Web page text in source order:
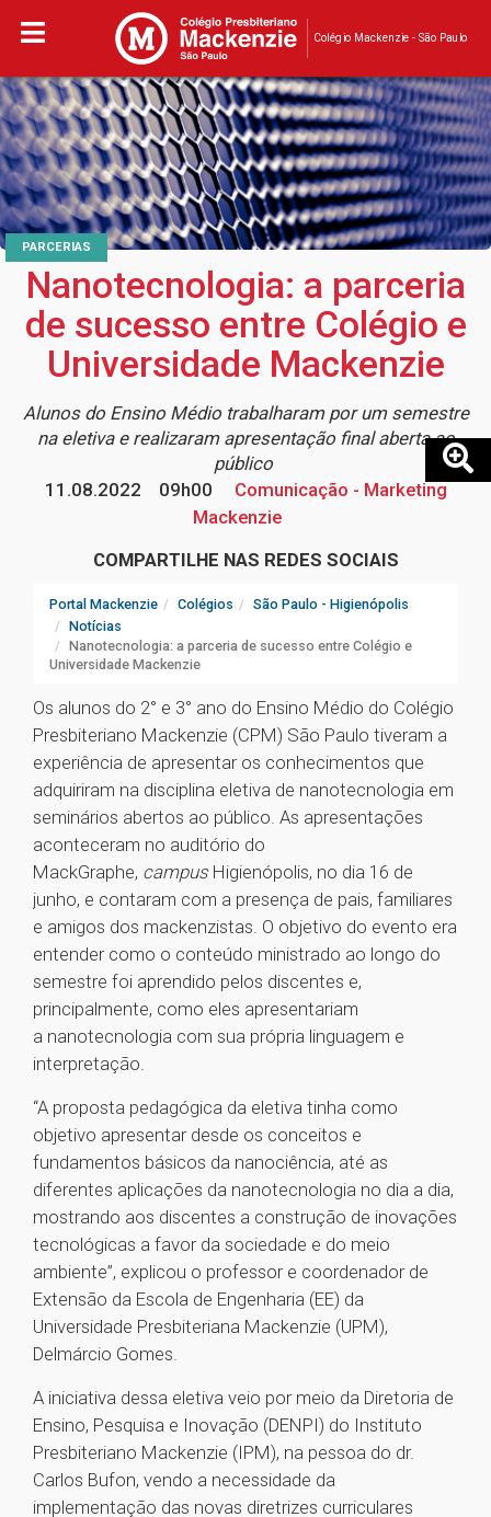
Colégio Mackenzie - São Paulo
PARCERIAS
Nanotecnologia: a parceria
de sucesso entre Colégio e
Universidade Mackenzie
Alunos do Ensino Médio trabalharam por um semestre
na eletiva e realizaram apresentação final aberta ao
público
11.08.2022
09h00
Comunicação - Marketing
Mackenzie
COMPARTILHE NAS REDES SOCIAIS
Portal Mackenzie Colégios
São Paulo - Higienópolis
Notícias
Nanotecnologia: a parceria de sucesso entre Colégio e
Universidade Mackenzie
Os alunos do 2° e 3° ano do Ensino Médio do Colégio
Presbiteriano Mackenzie (CPM) São Paulo tiveram a
experiência de apresentar os conhecimentos que
adquiriram na disciplina eletiva de nanotecnologia em
seminários abertos ao público. As apresentações
aconteceram no auditório do
MackGraphe, campus Higienópolis, no dia 16 de
junho, e contaram com a presença de pais, familiares
e amigos dos mackenzistas. O objetivo do evento era
entender como o conteúdo ministrado ao longo do
semestre foi aprendido pelos discentes e,
principalmente, como eles apresentariam
a nanotecnologia com sua própria linguagem e
interpretação.
“A proposta pedagógica da eletiva tinha como
objetivo apresentar desde os conceitos e
fundamentos básicos da nanociência, até as
diferentes aplicações da nanotecnologia no dia a dia,
mostrando aos discentes a construção de inovações
tecnológicas a favor da sociedade e do meio
ambiente”, explicou o professor e coordenador de
Extensão da Escola de Engenharia (EE) da
Universidade Presbiteriana Mackenzie (UPM),
Delmárcio Gomes.
A iniciativa dessa eletiva veio por meio da Diretoria de
Ensino, Pesquisa e Inovação (DENPI) do Instituto
Presbiteriano Mackenzie (IPM), na pessoa do dr.
Carlos Bufon, vendo a necessidade da
implementação das novas diretrizes curriculares